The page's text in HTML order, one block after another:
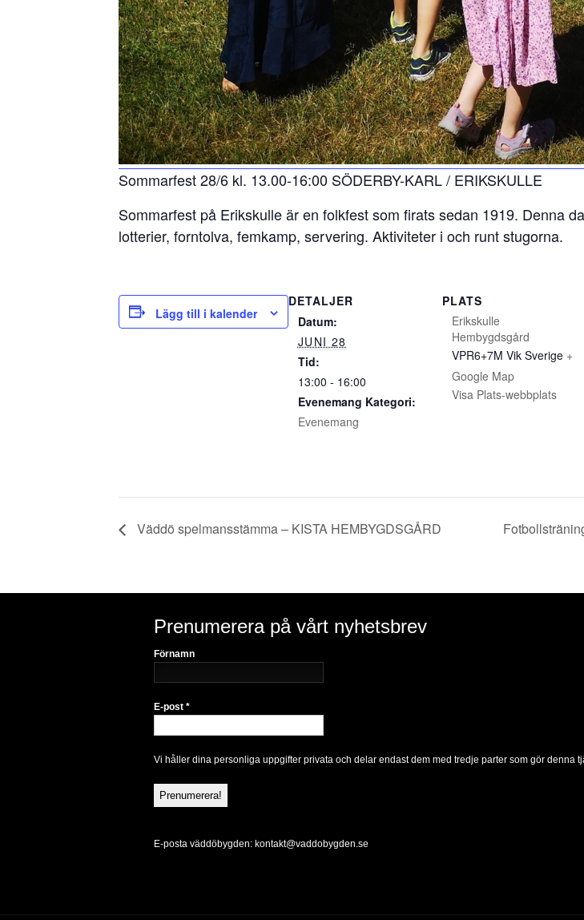
Sommarfest 28/6 kl. 13.00-16:00 SÖDERBY-KARL / ERIKSKULLE
Sommarfest på Erikskulle är en folkfest som firats sedan 1919. Denna
lotterier, forntolva, femkamp, servering. Aktiviteter i och runt stugorna.
Lägg till i kalender
DETALJER
Datum:
JUNI 28
Tid:
13:00 - 16:00
Evenemang Kategori:
Evenemang
PLATS
Erikskulle
Hembygdsgård
VPR6+7M Vik Sverige +
Google Map
Visa Plats-webbplats
Väddö spelmansstämma – KISTA HEMBYGDSGÅRD
Prenumerera på vårt nyhetsbrev
Förnamn
E-post *
Vi håller dina personliga uppgifter privata och delar endast dem med tredje parter som gör denna
E-posta väddöbygden: kontakt@vaddobygden.se